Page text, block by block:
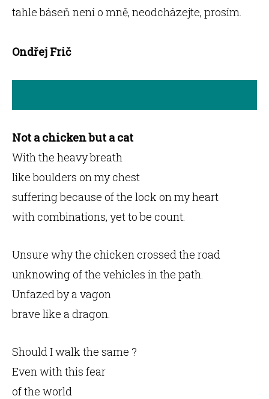
tahle báseň není o mně, neodcházejte, prosím.
Ondřej Frič
Not a chicken but a cat
With the heavy breath
like boulders on my chest
suffering because of the lock on my heart
with combinations, yet to be count.
Unsure why the chicken crossed the road
unknowing of the vehicles in the path.
Unfazed by a vagon
brave like a dragon.
Should I walk the same ?
Even with this fear
of the world